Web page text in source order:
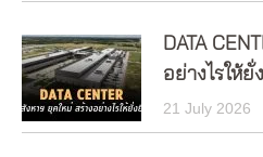
DATA
อย่างไรให้ยั่
21 July 2026